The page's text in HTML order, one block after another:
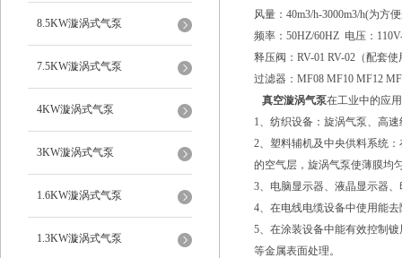
8.5KW漩涡式气泵
7.5KW漩涡式气泵
4KW漩涡式气泵
3KW漩涡式气泵
1.6KW漩涡式气泵
1.3KW漩涡式气泵
风量：40m3/h-3000m3/h(为方
频率：50HZ/60HZ 电压：
释压阀：RV-01 RV-02（配套使
过滤器：MF08 MF10 MF12
真空漩涡气泵在工业中的应
1、纺织设备：旋涡气泵、高
2、塑料辅机及中央供料系统
的空气层，旋涡气泵使薄膜均
3、电脑显示器、液晶显示器
4、在电线电缆设备中使用能
5、在涂装设备中能有效控制
等金属表面处理。